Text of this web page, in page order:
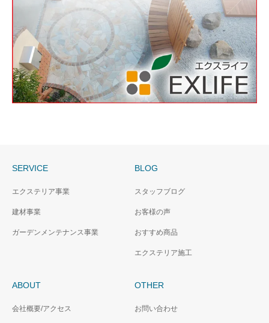
SERVICE
エクステリア事業
建材事業
ガーデンメンテナンス事業
BLOG
スタッフブログ
お客様の声
おすすめ商品
エクステリア施工
ABOUT
会社概要/アクセス
OTHER
お問い合わせ